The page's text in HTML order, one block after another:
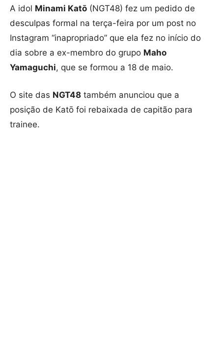
A idol Minami Katō (NGT48) fez um pedido de
desculpas formal na terça-feira por um post no
Instagram “inapropriado” que ela fez no início do
dia sobre a ex-membro do grupo Maho
Yamaguchi, que se formou a 18 de maio.
O site das NGT48 também anunciou que a
posição de Katō foi rebaixada de capitão para
trainee.